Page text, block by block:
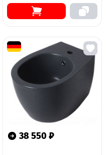
38 550 ₽